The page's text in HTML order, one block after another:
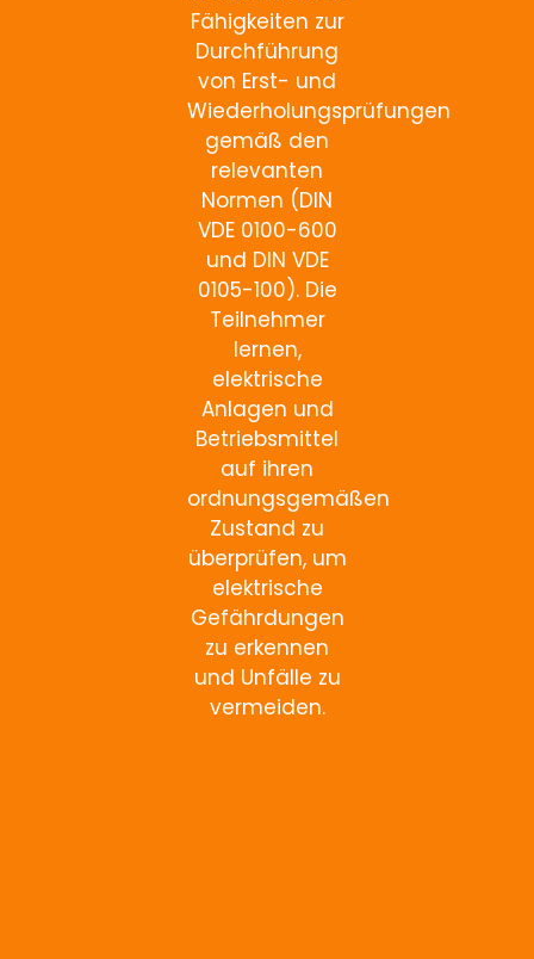
Fähigkeiten zur
Durchführung
von Erst- und
Wiederholungsprüfungen
gemäß den
relevanten
Normen (DIN
VDE 0100-600
und DIN VDE
0105-100). Die
Teilnehmer
lernen,
elektrische
Anlagen und
Betriebsmittel
auf ihren
ordnungsgemäßen
Zustand zu
überprüfen, um
elektrische
Gefährdungen
zu erkennen
und Unfälle zu
vermeiden.